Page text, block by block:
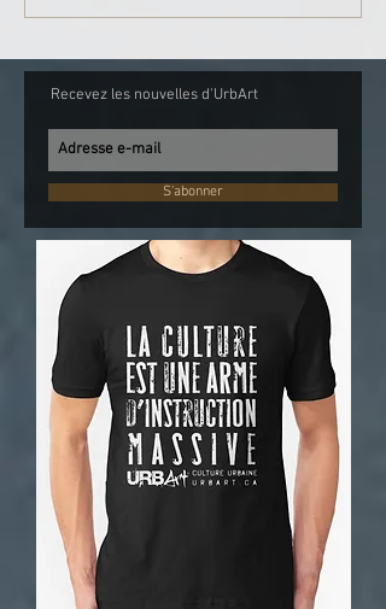
Recevez les nouvelles d'UrbArt
S'abonner